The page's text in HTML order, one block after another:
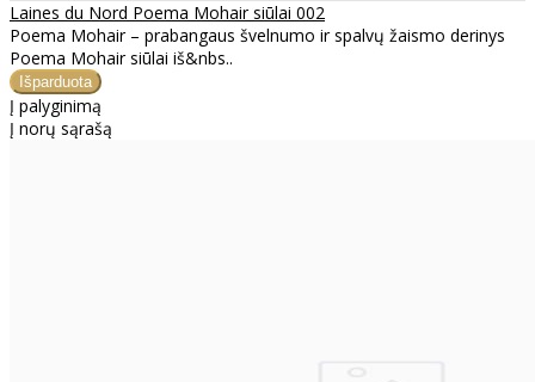
Laines du Nord Poema Mohair siūlai 002
Poema Mohair – prabangaus švelnumo ir spalvų žaismo derinys
Poema Mohair siūlai iš&nbs..
Į palyginimą
Į norų sąrašą